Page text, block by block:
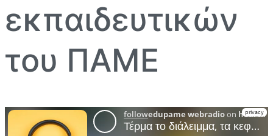
εκπαιδευτικών
του ΠΑΜΕ